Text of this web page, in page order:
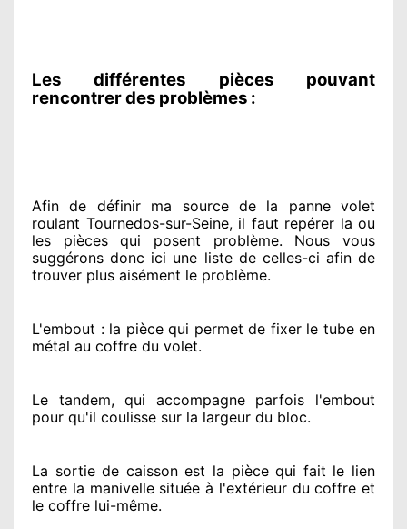
Les différentes pièces pouvant
rencontrer des problèmes :
Afin de définir ma sourcede la panne volet
roulant Tournedos-sur-Seine, il faut repérer la ou
les pièces qui posent problème. Nous vous
suggérons donc ici une liste de celles-ci afin de
trouver plus aisément le problème.
L'embout : la pièce qui permet de fixer le tube en
métal au coffre du volet.
Le tandem, qui accompagne parfois l'embout
pour qu'il coulisse sur la largeur du bloc.
La sortie de caisson est la pièce qui fait le lien
entre la manivelle située à l'extérieurdu coffre et
le coffre lui-même.